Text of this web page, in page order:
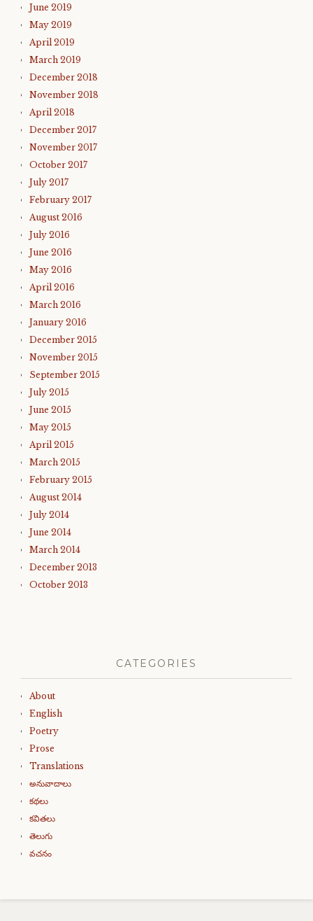
June 2019
May 2019
April 2019
March 2019
December 2018
November 2018
April 2018
December 2017
November 2017
October 2017
July 2017
February 2017
August 2016
July 2016
June 2016
May 2016
April 2016
March 2016
January 2016
December 2015
November 2015
September 2015
July 2015
June 2015
May 2015
April 2015
March 2015
February 2015
August 2014
July 2014
June 2014
March 2014
December 2013
October 2013
CATEGORIES
About
English
Poetry
Prose
Translations
అనువాదాలు
కథలు
కవితలు
తెలుగు
వచనం